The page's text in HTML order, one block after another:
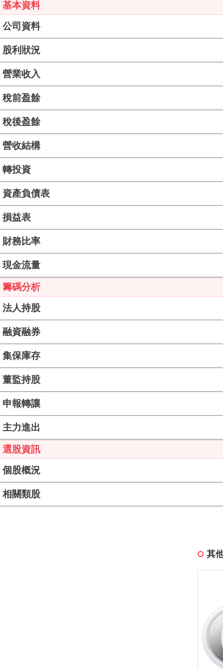
基本資料
公司資料
股利狀況
營業收入
稅前盈餘
稅後盈餘
營收結構
轉投資
資產負債表
損益表
財務比率
現金流量
籌碼分析
法人持股
融資融券
集保庫存
董監持股
申報轉讓
主力進出
選股資訊
個股概況
相關類股
其